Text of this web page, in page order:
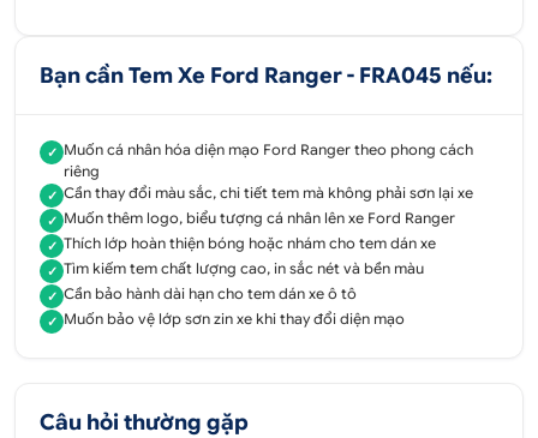
Bạn cần Tem Xe Ford Ranger - FRA045 nếu:
✓ Muốn cá nhân hóa diện mạo Ford Ranger theo phong cách
riêng
✓ Cần thay đổi màu sắc, chi tiết tem mà không phải sơn lại xe
✓ Muốn thêm logo, biểu tượng cá nhân lên xe Ford Ranger
✓ Thích lớp hoàn thiện bóng hoặc nhám cho tem dán xe
✓ Tìm kiếm tem chất lượng cao, in sắc nét và bền màu
✓ Cần bảo hành dài hạn cho tem dán xe ô tô
✓ Muốn bảo vệ lớp sơn zin xe khi thay đổi diện mạo
Câu hỏi thường gặp